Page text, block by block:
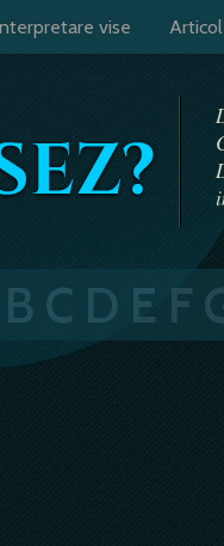
vise
B C D E F